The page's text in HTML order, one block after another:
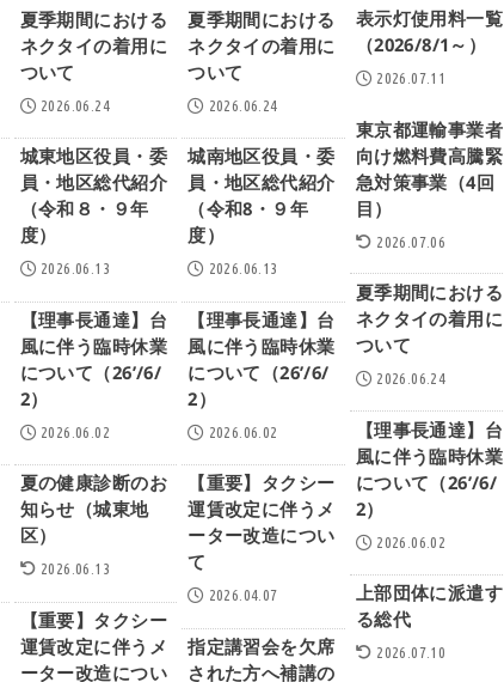
夏季期間における
ネクタイの着用に
ついて
2026.06.24
城東地区役員・委
員・地区総代紹介
（令和８・９年
度）
2026.06.13
【理事長通達】台
風に伴う臨時休業
について（26’/6/
2）
2026.06.02
夏の健康診断のお
知らせ（城東地
区）
2026.06.13
【重要】タクシー
運賃改定に伴うメ
夏季期間における
ネクタイの着用に
ついて
2026.06.24
城南地区役員・委
員・地区総代紹介
（令和8・９年
度）
2026.06.13
【理事長通達】台
風に伴う臨時休業
について（26’/6/
2）
2026.06.02
【重要】タクシー
運賃改定に伴うメ
ーター改造につい
て
2026.04.07
指定講習会を欠席
表示灯使用料一覧
（2026/8/1～）
2026.07.11
東京都運輸事業者
向け燃料費高騰緊
急対策事業（4回
目）
2026.07.06
夏季期間における
ネクタイの着用に
ついて
2026.06.24
【理事長通達】台
風に伴う臨時休業
について（26’/6/
2）
2026.06.02
上部団体に派遣す
る総代
2026.07.10